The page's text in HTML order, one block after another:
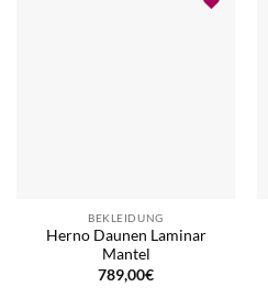
BEKLEIDUNG
Herno Daunen Laminar
Mantel
789,00€